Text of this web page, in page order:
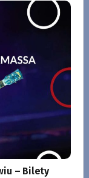
– Bilety